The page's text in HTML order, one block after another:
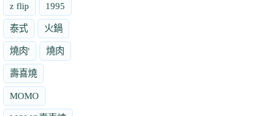
z flip 1995
泰式 火鍋
燒肉' 燒肉
壽喜燒
MOMO